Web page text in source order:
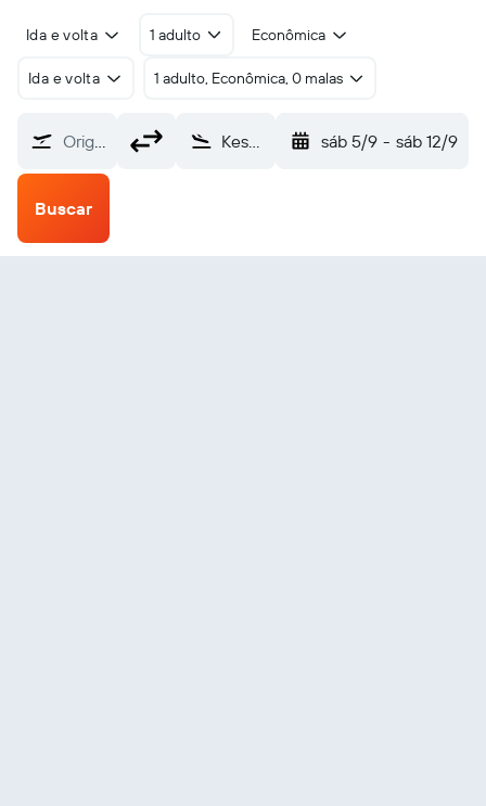
Ida e volta 1 adulto Econômica
Ida e volta 1 adulto, Econômica, 0 malas
Origem Keshod (IXK) sáb 5/9 - sáb 12/9
Buscar